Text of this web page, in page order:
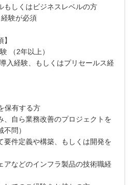
もしくはビジネスレベルの方
験が必須
（2年以上）
入経験、もしくはプリセールス経
保有する方
、自ら業務改善のプロジェクトを
問）
要件定義や構築、もしくは開発を
アなどのインフラ製品の技術職経